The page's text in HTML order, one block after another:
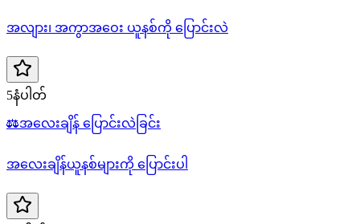
အလျား၊ အကွာအဝေး ယူနစ်ကို ပြောင်းလဲ
5နံပါတ်
⚖️အလေးချိန် ပြောင်းလဲခြင်း
အလေးချိန်ယူနစ်များကို ပြောင်းပါ